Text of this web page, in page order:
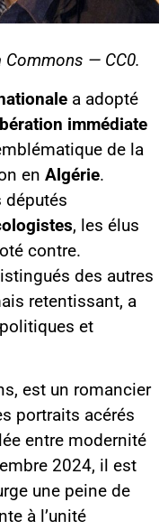
Commons — CC0.
a adopté
immédiate
de la
en Algérie.
députés
, les élus
contre.
des autres
retentissant, a
et
est un romancier
portraits acérés
entre modernité
2024, il est
une peine de
à l’unité